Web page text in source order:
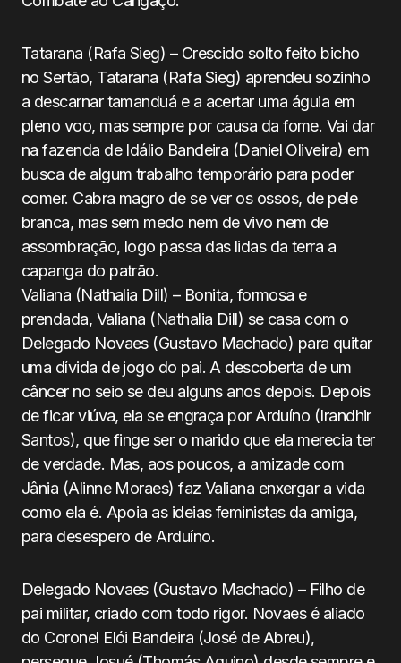
Tatarana (Rafa Sieg) – Crescido solto feito bicho
no Sertão, Tatarana (Rafa Sieg) aprendeu sozinho
a descarnar tamanduá e a acertar uma águia em
pleno voo, mas sempre por causa da fome. Vai dar
na fazenda de Idálio Bandeira (Daniel Oliveira) em
busca de algum trabalho temporário para poder
comer. Cabra magro de se ver os ossos, de pele
branca, mas sem medo nem de vivo nem de
assombração, logo passa das lidas da terra a
capanga do patrão.
Valiana (Nathalia Dill) – Bonita, formosa e
prendada, Valiana (Nathalia Dill) se casa com o
Delegado Novaes (Gustavo Machado) para quitar
uma dívida de jogo do pai. A descoberta de um
câncer no seio se deu alguns anos depois. Depois
de ficar viúva, ela se engraça por Arduíno (Irandhir
Santos), que finge ser o marido que ela merecia ter
de verdade. Mas, aos poucos, a amizade com
Jânia (Alinne Moraes) faz Valiana enxergar a vida
como ela é. Apoia as ideias feministas da amiga,
para desespero de Arduíno.
Delegado Novaes (Gustavo Machado) – Filho de
pai militar, criado com todo rigor. Novaes é aliado
do Coronel Elói Bandeira (José de Abreu),